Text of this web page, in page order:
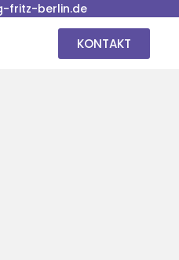
fritz-berlin.de
KONTAKT